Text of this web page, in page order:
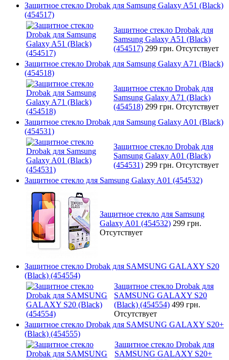
Защитное стекло Drobak для Samsung Galaxy A51 (Black)
(454517)
Защитное стекло Drobak для
Samsung Galaxy A51 (Black)
(454517) 299 грн. Отсутствует
Защитное стекло Drobak для Samsung Galaxy A71 (Black)
(454518)
Защитное стекло Drobak для
Samsung Galaxy A71 (Black)
(454518) 299 грн. Отсутствует
Защитное стекло Drobak для Samsung Galaxy A01 (Black)
(454531)
Защитное стекло Drobak для
Samsung Galaxy A01 (Black)
(454531) 299 грн. Отсутствует
Защитное стекло для Samsung Galaxy A01 (454532)
Защитное стекло для Samsung
Galaxy A01 (454532) 299 грн.
Отсутствует
Защитное стекло Drobak для SAMSUNG GALAXY S20
(Black) (454554)
Защитное стекло Drobak для
SAMSUNG GALAXY S20
(Black) (454554) 499 грн.
Отсутствует
Защитное стекло Drobak для SAMSUNG GALAXY S20+
(Black) (454555)
Защитное стекло Drobak для
SAMSUNG GALAXY S20+